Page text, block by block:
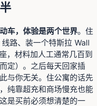
车，体验是两个世界。住
路、装一个特斯拉 Wall
，材料加人工通常几百到
定）。之后每天回家插
与你无关。住公寓的话先
纯靠超充和商场慢充也能
是买前必须想清楚的一